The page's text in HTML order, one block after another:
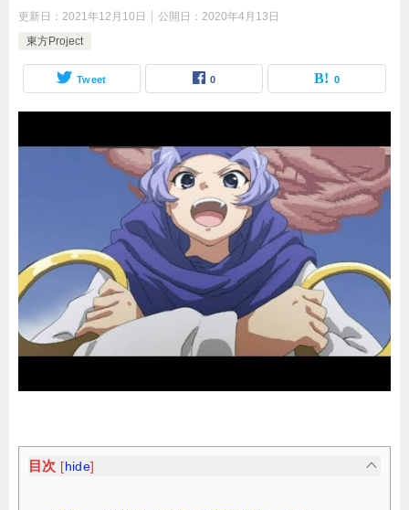
更新日： 2021年12月10日 公開日： 2020年4月13日
東方Project
Tweet 0 0
目次 [ hide]